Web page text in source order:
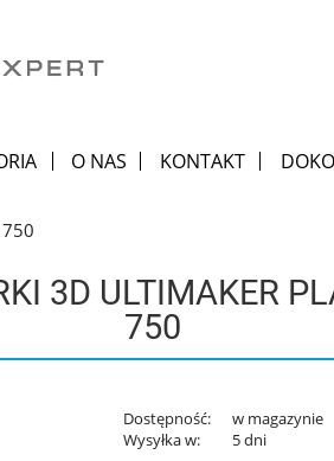
O NAS KONTAKT
3D ULTIMAKER
750
Dostępność:
w magazynie
Wysyłka w:
5 dni